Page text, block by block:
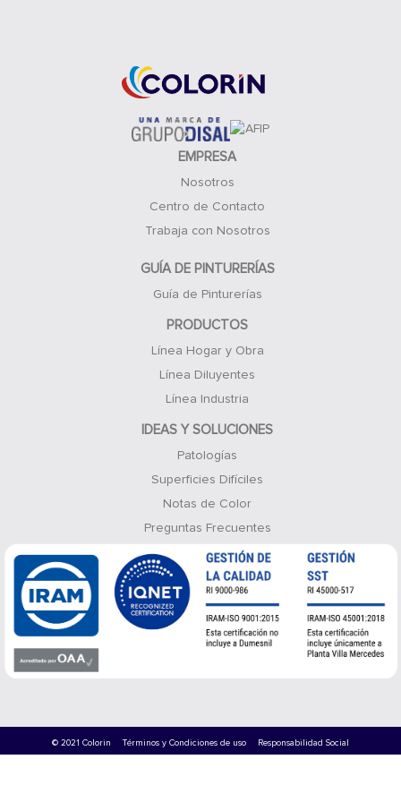
EMPRESA
Nosotros
Centro de Contacto
Trabaja con Nosotros
GUÍA DE PINTURERÍAS
Guía de Pinturerías
PRODUCTOS
Línea Hogar y Obra
Línea Diluyentes
Línea Industria
IDEAS Y SOLUCIONES
Patologías
Superficies Difíciles
Notas de Color
Preguntas Frecuentes
© 2021 Colorin Términos y Condiciones de uso Responsabilidad Social